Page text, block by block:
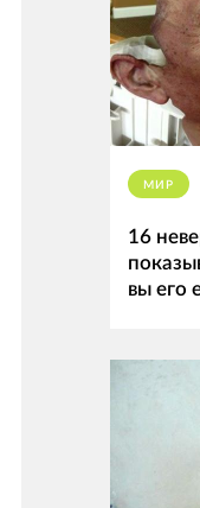
МИР
16
вы его